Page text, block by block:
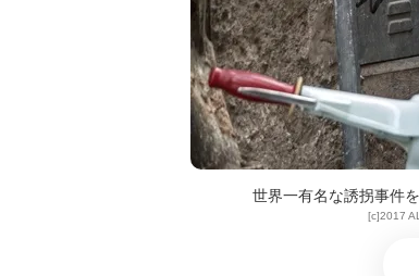
世界一有名な誘拐事件
[c]2017